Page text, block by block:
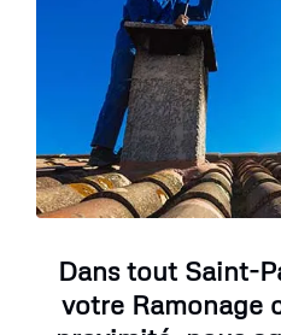
Dans tout Saint-
votre Ramonage